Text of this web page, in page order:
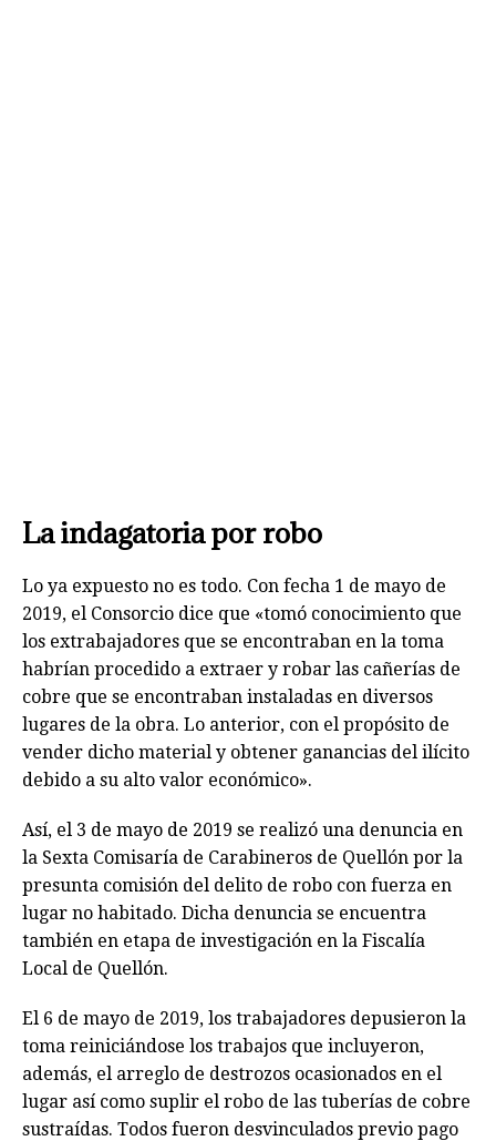
La indagatoria por robo
Lo ya expuesto no es todo. Con fecha 1 de mayo de
2019, el Consorcio dice que «tomó conocimiento que
los extrabajadores que se encontraban en la toma
habrían procedido a extraer y robar las cañerías de
cobre que se encontraban instaladas en diversos
lugares de la obra. Lo anterior, con el propósito de
vender dicho material y obtener ganancias del ilícito
debido a su alto valor económico».
Así, el 3 de mayo de 2019 se realizó una denuncia en
la Sexta Comisaría de Carabineros de Quellón por la
presunta comisión del delito de robo con fuerza en
lugar no habitado. Dicha denuncia se encuentra
también en etapa de investigación en la Fiscalía
Local de Quellón.
El 6 de mayo de 2019, los trabajadores depusieron la
toma reiniciándose los trabajos que incluyeron,
además, el arreglo de destrozos ocasionados en el
lugar así como suplir el robo de las tuberías de cobre
sustraídas. Todos fueron desvinculados previo pago